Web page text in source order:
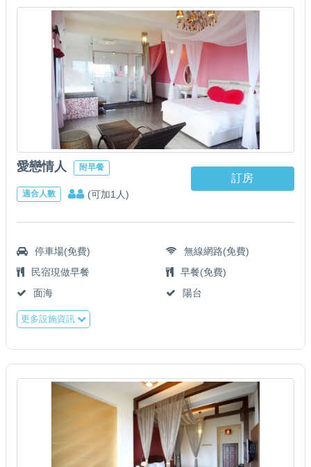
愛戀情人 附早餐
適合人數 (可加1人)
訂房
停車場(免費)
無線網路(免費)
民宿現做早餐
早餐(免費)
面海
陽台
更多設施資訊